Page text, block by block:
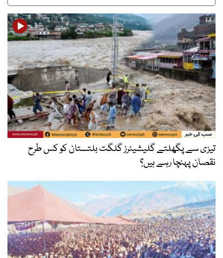
تیزی سے پگھلتے گلیشیئرز گلگت بلتستان کو کس طرح
نقصان پہنچا رہے ہیں؟